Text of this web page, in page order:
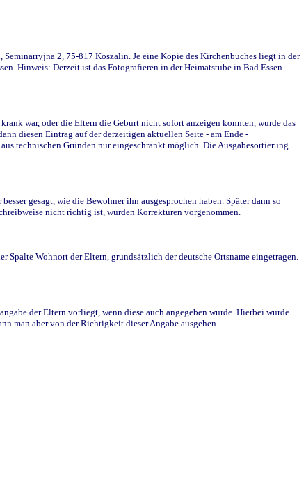
2, 75-817 Koszalin. Je eine Kopie des Kirchenbuches liegt in der
Hinweis: Derzeit ist das Fotografieren in der Heimatstube in Bad Essen
war, oder die Eltern die Geburt nicht sofort anzeigen konnten, wurde das
diesen Eintrag auf der derzeitigen aktuellen Seite - am Ende -
technischen Gründen nur eingeschränkt möglich. Die Ausgabesortierung
gesagt, wie die Bewohner ihn ausgesprochen haben. Später dann so
nicht richtig ist, wurden Korrekturen vorgenommen.
Wohnort der Eltern, grundsätzlich der deutsche Ortsname eingetragen.
der Eltern vorliegt, wenn diese auch angegeben wurde. Hierbei wurde
man aber von der Richtigkeit dieser Angabe ausgehen.